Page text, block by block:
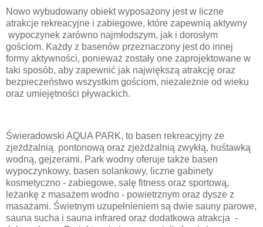
Nowo wybudowany obiekt wyposażony jest w liczne
atrakcje rekreacyjne i zabiegowe, które zapewnią aktywny
wypoczynek zarówno najmłodszym, jak i dorosłym
gościom. Każdy z basenów przeznaczony jest do innej
formy aktywności, ponieważ zostały one zaprojektowane w
taki sposób, aby zapewnić jak największą atrakcję oraz
bezpieczeństwo wszystkim gościom, niezależnie od wieku
oraz umiejętności pływackich.
Świeradowski AQUA PARK, to basen rekreacyjny ze
zjeżdżalnią pontonową oraz zjeżdżalnią zwykłą, huśtawką
wodną, gejzerami. Park wodny oferuje także basen
wypoczynkowy, basen solankowy, liczne gabinety
kosmetyczno - zabiegowe, salę fitness oraz sportową,
leżankę z masażem wodno - powietrznym oraz dysze z
masażami. Świetnym uzupełnieniem są dwie sauny parowe,
sauna sucha i sauna infrared oraz dodatkowa atrakcja -